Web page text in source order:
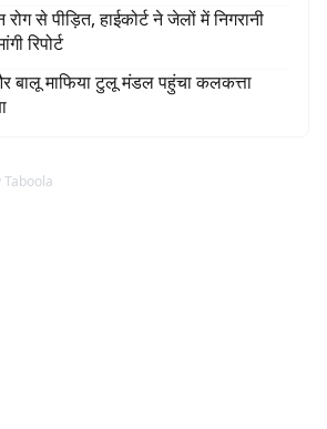
से पीड़ित, हाईकोर्ट ने जेलों में निगरानी
रिपोर्ट
बालू माफिया टुलू मंडल पहुंचा कलकत्ता
Taboola